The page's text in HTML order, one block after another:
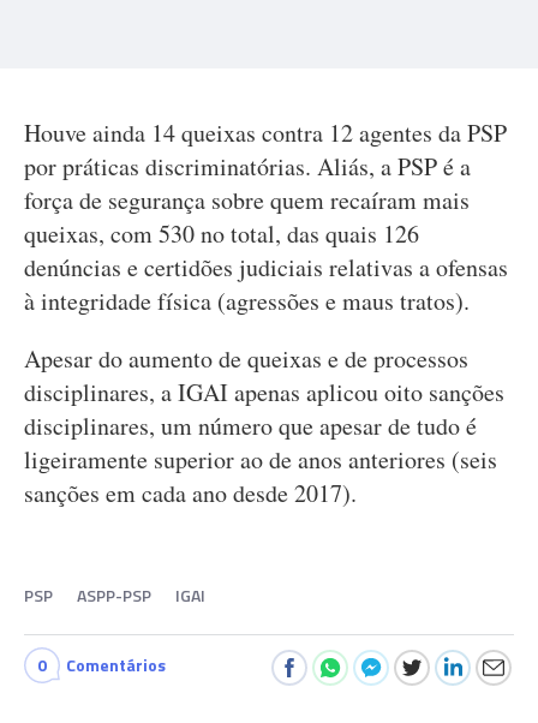
Houve ainda 14 queixas contra 12 agentes da PSP
por práticas discriminatórias. Aliás, a PSP é a
força de segurança sobre quem recaíram mais
queixas, com 530 no total, das quais 126
denúncias e certidões judiciais relativas a ofensas
à integridade física (agressões e maus tratos).
Apesar do aumento de queixas e de processos
disciplinares, a IGAI apenas aplicou oito sanções
disciplinares, um número que apesar de tudo é
ligeiramente superior ao de anos anteriores (seis
sanções em cada ano desde 2017).
PSP ASPP-PSP IGAI
0 Comentários